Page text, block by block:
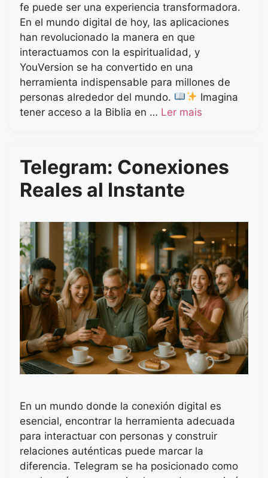
fe puede ser una experiencia transformadora.
En el mundo digital de hoy, las aplicaciones
han revolucionado la manera en que
interactuamos con la espiritualidad, y
YouVersion se ha convertido en una
herramienta indispensable para millones de
personas alrededor del mundo.
Imagina
tener acceso a la Biblia en … Ler mais
Telegram: Conexiones
Reales al Instante
En un mundo donde la conexión digital es
esencial, encontrar la herramienta adecuada
para interactuar con personas y construir
relaciones auténticas puede marcar la
diferencia. Telegram se ha posicionado como